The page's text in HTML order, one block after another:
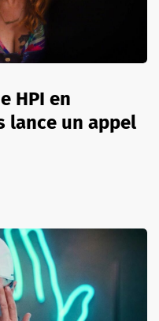
HPI en
lance un appel